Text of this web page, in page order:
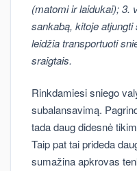
(matomi ir laidukai); 3.
sankabą, kitoje
leidžia transportuoti
sraigtais.
Rinkdamiesi sniego
subalansavimą.
tada daug didesnė
Taip pat tai prideda
sumažina apkrovas